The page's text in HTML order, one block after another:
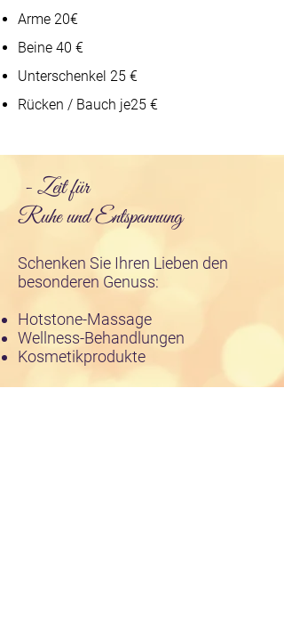
Arme 20€
Beine 40 €
Unterschenkel 25 €
Rücken / Bauch je25 €
- Zeit für
Ruhe und Entspannung
Schenken Sie Ihren L ieben den
besonderen Genuss:
Hotstone-Massage
Wellness-Behandlungen
Kosmetikprodukte